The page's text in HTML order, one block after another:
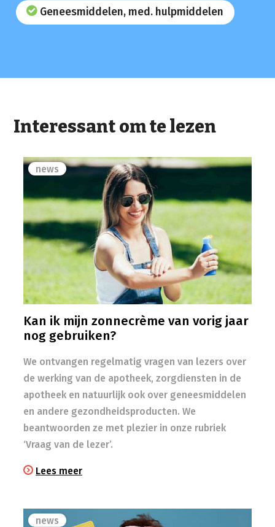
Geneesmiddelen, med. hulpmiddelen
Interessant om te lezen
news
Kan ik mijn zonnecrème van vorig jaar
nog gebruiken?
We ontvangen regelmatig vragen van lezers over
de werking van de apotheek, zorgdiensten in de
apotheek en natuurlijk ook over geneesmiddelen
en andere gezondheidsproducten. We
beantwoorden ze met plezier in onze rubriek
‘Vraag van de lezer’.
Lees meer
news